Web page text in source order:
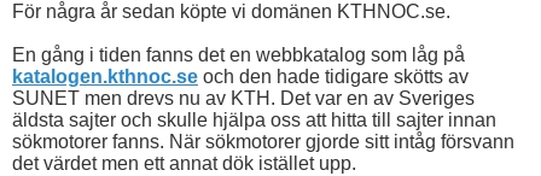
För några år sedan köpte vi domänen KTHNOC.se.
En gång i tiden fanns det en webbkatalog som låg på
katalogen.kthnoc.se och den hade tidigare skötts av
SUNET men drevs nu av KTH. Det var en av Sveriges
äldsta sajter och skulle hjälpa oss att hitta till sajter innan
sökmotorer fanns. När sökmotorer gjorde sitt intåg försvann
det värdet men ett annat dök istället upp.